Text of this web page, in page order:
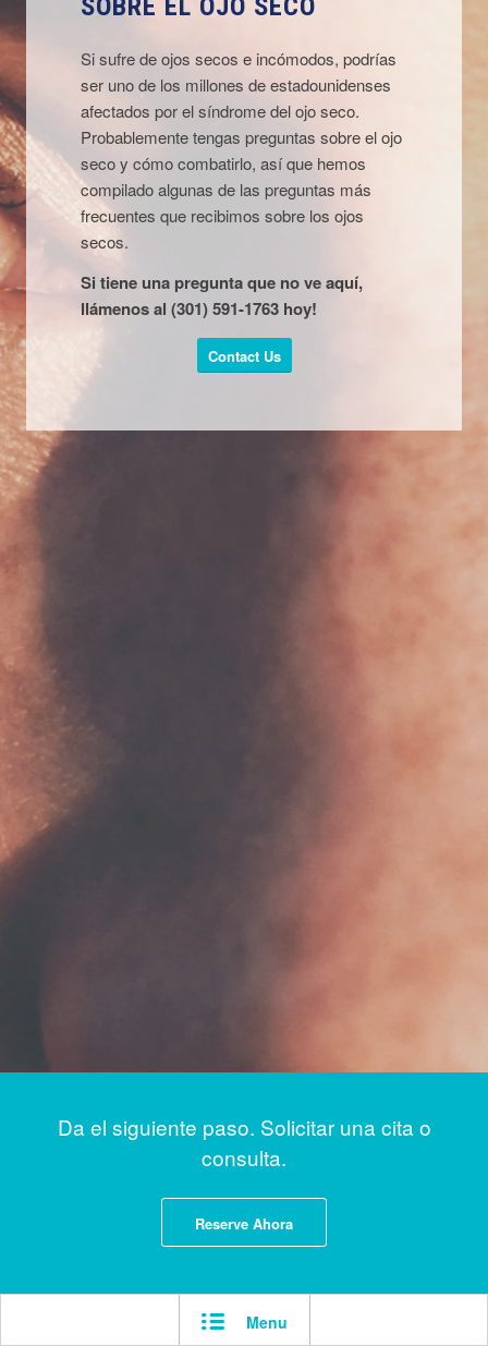
Si sufre de ojos secos e incómodos, podrías
ser uno de los millones de estadounidenses
afectados por el síndrome del ojo seco.
Probablemente tengas preguntas sobre el ojo
seco y cómo combatirlo, así que hemos
compilado algunas de las preguntas más
frecuentes que recibimos sobre los ojos
secos.
Si tiene una pregunta que no ve aquí,
llámenos al (301) 591-1763 hoy!
Contact Us
Da el siguiente paso. Solicitar una cita o
consulta.
Reserve Ahora
Menu